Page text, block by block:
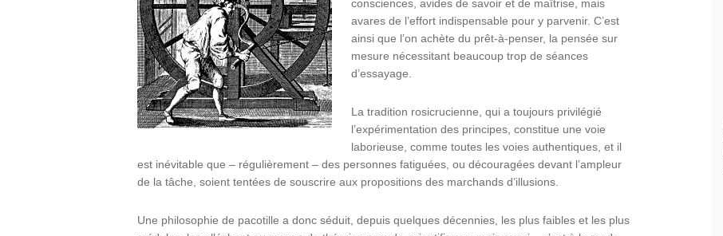
consciences, avides de savoir et de maîtrise, mais
avares de l’effort indispensable pour y parvenir. C’est
ainsi que l’on achète du prêt-à-penser, la pensée sur
mesure nécessitant beaucoup trop de séances
d’essayage.
La tradition rosicrucienne, qui a toujours privilégié
l’expérimentation des principes, constitue une voie
laborieuse, comme toutes les voies authentiques, et il
est inévitable que – régulièrement – des personnes fatiguées, ou découragées devant l’ampleur
de la tâche, soient tentées de souscrire aux propositions des marchands d’illusions.
Une philosophie de pacotille a donc séduit, depuis quelques décennies, les plus faibles et les plus